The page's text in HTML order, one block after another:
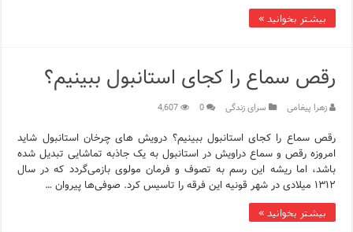
بیشتر بخوانید »
رقص سماع را کجای استانبول ببینیم؟
زهرا پیغامی سرای زندگی 0
4,607
رقص سماع را کجای استانبول ببینیم؟ درویش های چرخان استانبول شاید
امروزه رقص و سماع دراویش در استانبول به یک جاذبه تماشایی تبدیل شده
باشد، اما ریشه این رسم به تصوف و فرمان مولوی بازمی‌گردد که در سال
۱۳۱۲ میلادی در شهر قونیه این فرقه را تاسیس کرد. صوفی‌ها پیروان …
بیشتر بخوانید »